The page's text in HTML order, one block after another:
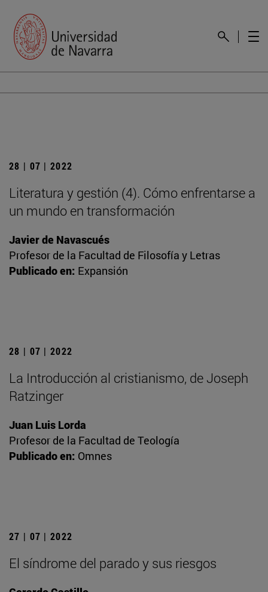
28 | 07 | 2022
Literatura y gestión (4). Cómo enfrentarse a
un mundo en transformación
Javier de Navascués
Profesor de la Facultad de Filosofía y Letras
Publicado en: Expansión
28 | 07 | 2022
La Introducción al cristianismo, de Joseph
Ratzinger
Juan Luis Lorda
Profesor de la Facultad de Teología
Publicado en: Omnes
27 | 07 | 2022
El síndrome del parado y sus riesgos